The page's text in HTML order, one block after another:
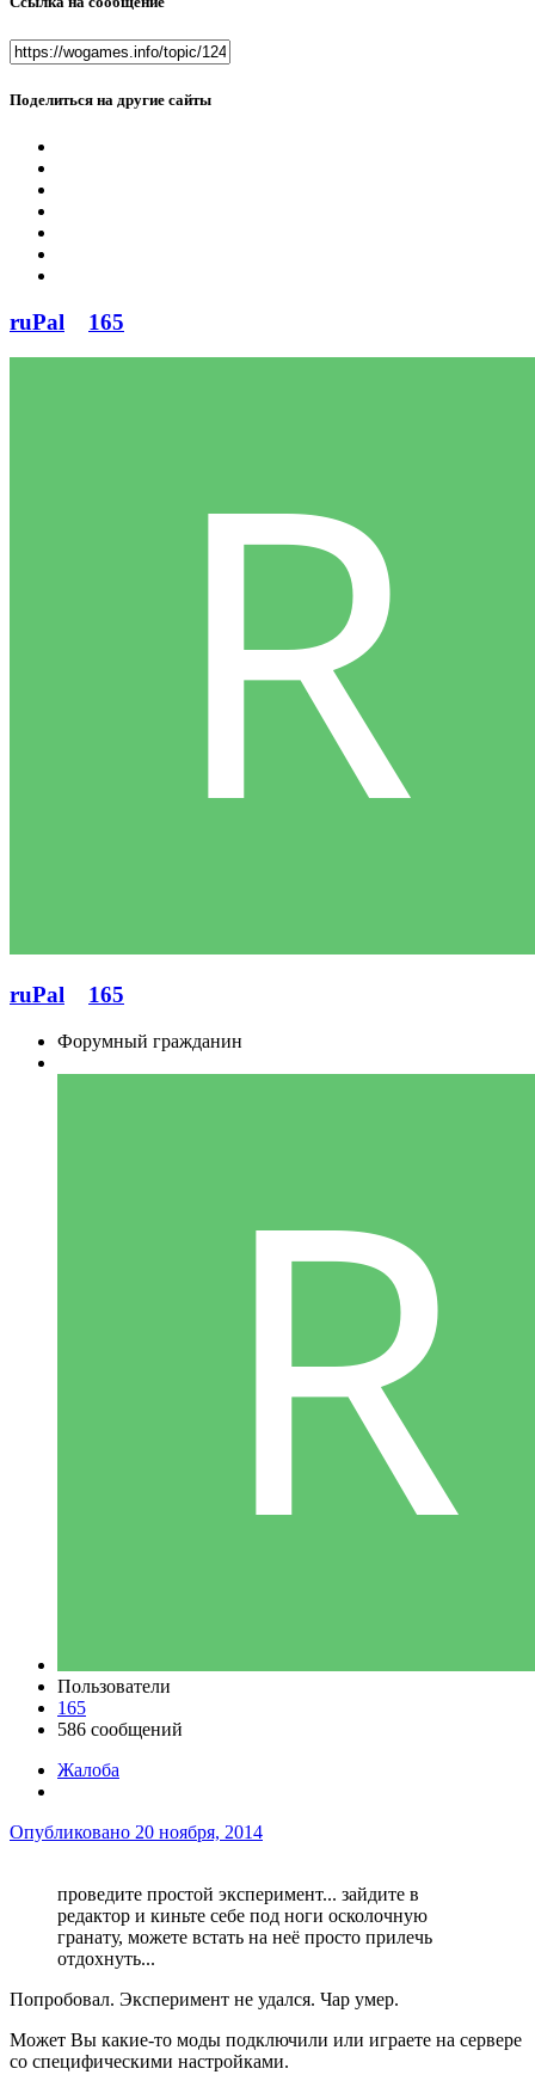
Поделиться на другие сайты
ruPal 165
ruPal 165
Форумный гражданин
Пользователи
165
586 сообщений
Жалоба
Опубликовано 20 ноября, 2014
проведите простой эксперимент... зайдите в
редактор и киньте себе под ноги осколочную
гранату, можете встать на неё просто прилечь
отдохнуть...
Попробовал. Эксперимент не удался. Чар умер.
Может Вы какие-то моды подключили или играете на сервере
со специфическими настройками.